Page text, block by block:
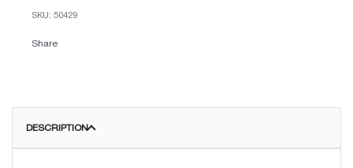
50429
Share
DESCRIPTION